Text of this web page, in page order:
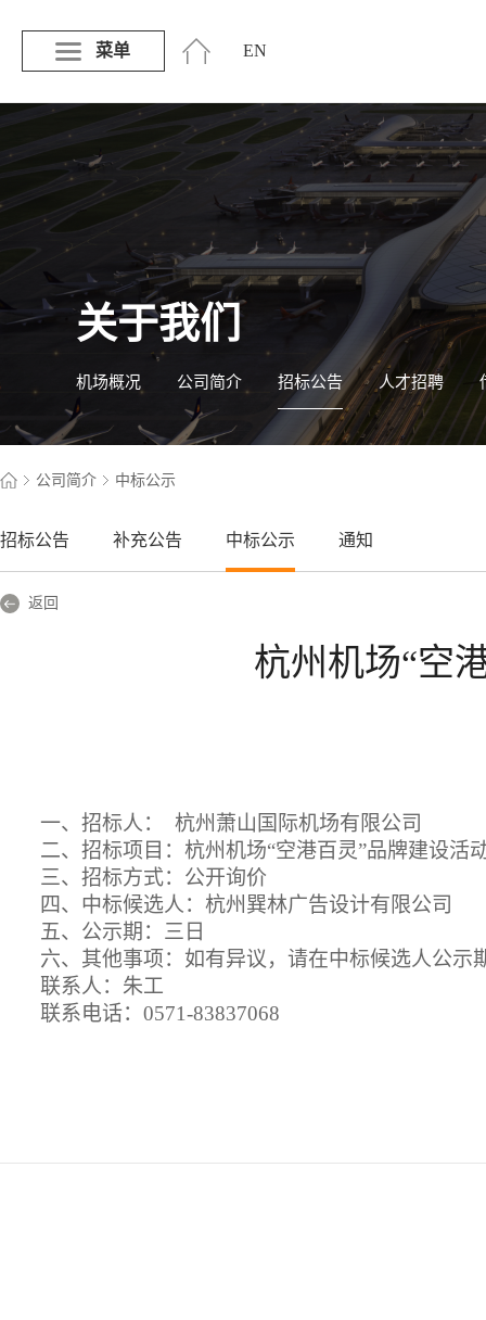
菜单 EN
关于我们
机场概况 公司简介 招标公告 人才招聘
公司简介 中标公示
招标公告 补充公告 中标公示 通知
返回
杭州机场“空
一、 招标人：
杭州萧山国际机场有限公司
二、招标项目： 杭州机场“空港百灵”品牌建设活
三、招标方式：公开询价
四、中标候选人：杭州巽林广告设计有限公司
五、公示期：三日
六、其他事项：如有异议，请在中标候选人公
联系人： 朱工
联系电话： 0571-83837068